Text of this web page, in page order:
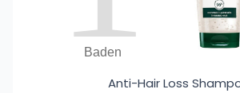
Baden
Anti-Hair Loss